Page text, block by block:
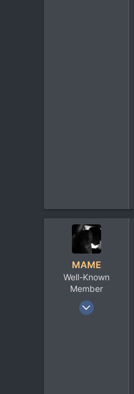
MAME
Well-Known
Member
5 Ноя 2018